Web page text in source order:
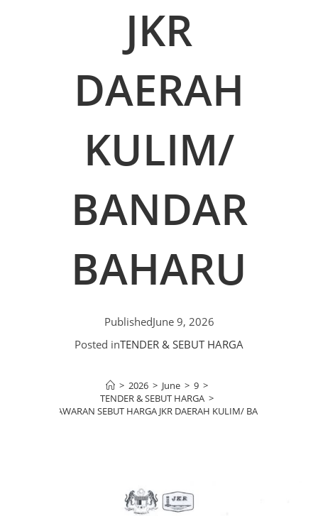
JKR
DAERAH
KULIM/
BANDAR
BAHARU
PublishedJune 9, 2026
Posted inTENDER & SEBUT HARGA
> 2026 > June > 9 >
TENDER & SEBUT HARGA >
TAWARAN SEBUT HARGA JKR DAERAH KULIM/ BANDAR